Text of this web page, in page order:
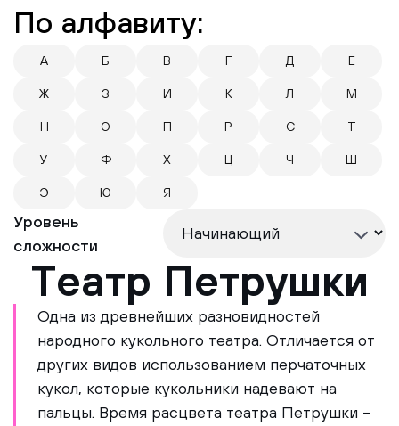
По алфавиту:
А Б В Г Д Е
Ж З И К Л М
Н О П Р С Т
У Ф Х Ц Ч Ш
Э Ю Я
Уровень
сложности
Театр Петрушки
Одна из древнейших разновидностей
народного кукольного театра. Отличается от
других видов использованием перчаточных
кукол, которые кукольники надевают на
пальцы. Время расцвета театра Петрушки –